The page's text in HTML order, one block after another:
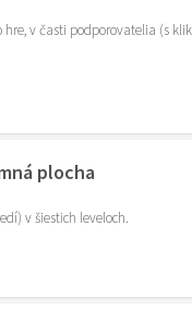
hre, v časti podporovatelia (s
plocha
v šiestich leveloch.